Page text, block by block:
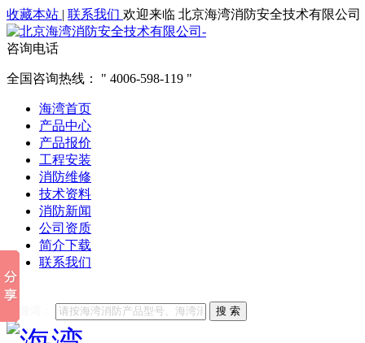
收藏本站 | 联系我们 欢迎来临 北京海湾消防安全技术有限公司
咨询电话
全国咨询热线： 4006-598-119
海湾首页
产品中心
产品报价
工程安装
消防维修
技术资料
消防新闻
公司资质
简介下载
联系我们
他们都在搜索:
搜 索